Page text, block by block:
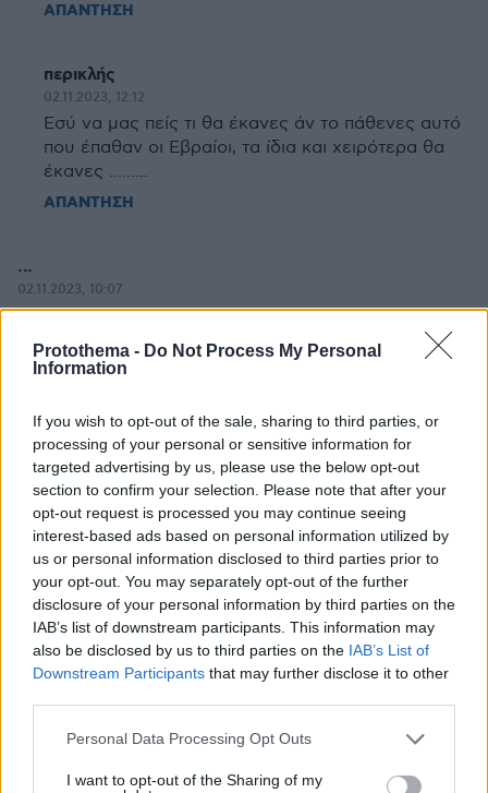
Protothema - Do Not Process My Personal
Information
If you wish to opt-out of the sale, sharing to third parties, or
processing of your personal or sensitive information for
targeted advertising by us, please use the below opt-out
section to confirm your selection. Please note that after your
opt-out request is processed you may continue seeing
interest-based ads based on personal information utilized by
us or personal information disclosed to third parties prior to
your opt-out. You may separately opt-out of the further
disclosure of your personal information by third parties on the
IAB’s list of downstream participants. This information may
also be disclosed by us to third parties on the IAB’s List of
Downstream Participants that may further disclose it to other
Please note that this website/app uses one or more Google
not limited to your visit or usage behaviour. You may click to
Personal Data Processing Opt Outs
I want to opt-out of the Sharing of my
ΑΠΑΝΤΗΣΗ
περικλής
02.11.2023, 12:12
Εσύ να μας πείς τι θα έκανες άν το πάθενες αυτό
που έπαθαν οι Εβραίοι, τα ίδια και χειρότερα θα
έκανες .........
ΑΠΑΝΤΗΣΗ
...
02.11.2023, 10:07
Πολιτικός: Παρασιτικό είδος που ευδοκιμεί σε όλον
τον κόσμο εις βάρος όλων των υπόλοιπων ειδών του
περιβάλλοντος του. Ενίοτε τα δελεάζει με διάφορες
και να πέσουν στην παγίδα του. Οι ειδικοί συνιστούν
να μένουμε μακριά γιατί είναι εύκολο να μολύνει και
να παρασύρει το θύμα του στον όλεθρο.
ΑΠΑΝΤΗΣΗ
Εσυ φαίνεσαι μπαμπουίνος νεοέλληνας
02.11.2023, 10:31
Φαίνεται προτιμάς τους τρομοκράτες τις Χαμάς
ΑΠΑΝΤΗΣΗ
Τρολακι του τσίριζα και εσυ;
02.11.2023, 10:27
Ε ρε και να ήσασταν σε κάνα ισλαμικό κράτος θα
γέλαγε πολύ με αυτά που θα σας κανανε
ΑΠΑΝΤΗΣΗ